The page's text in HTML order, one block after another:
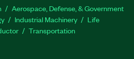
Aerospace, Defense, & Government
Industrial Machinery
Life
Transportation